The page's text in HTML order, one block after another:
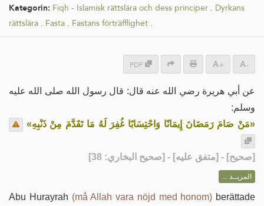
Kategorin: Fiqh - Islamisk rättslära och dess principer . Dyrkans
rättslära . Fasta . Fastans förträfflighet .
PDF + -
عن أبي هريرة رضي الله عنه قال: قال رسول الله صلى الله عليه
وسلم:
«مَنْ صَامَ رَمَضَانَ إِيمَانًا وَاحْتِسَابًا غُفِرَ لَهُ مَا تَقَدَّمَ مِنْ ذَنْبِهِ»
[صحيح] - [متفق عليه] - [صحيح البخاري: 38]
المزيــد ...
Abu Hurayrah (må Allah vara nöjd med honom) berättade